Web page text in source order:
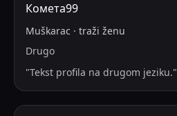
Комета99
Muškarac · traži ženu
Drugo
"Tekst profila na drugom jeziku."